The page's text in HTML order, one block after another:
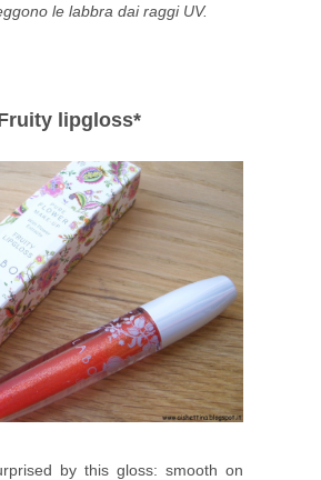
le labbra dai raggi UV.
lipgloss*
by this gloss: smooth on